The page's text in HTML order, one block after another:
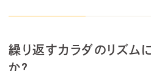
繰り返すカラダのリズム
か？